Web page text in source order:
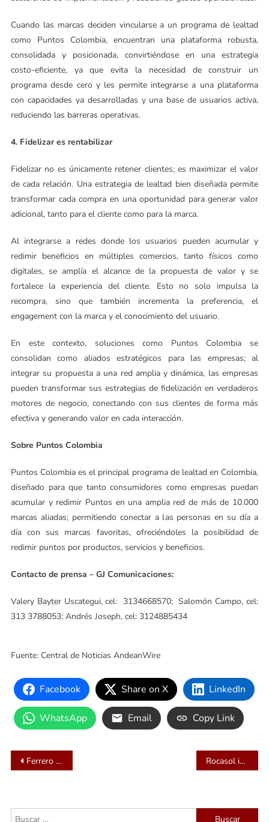
Cuando las marcas deciden vincularse a un programa de lealtad
como Puntos Colombia, encuentran una plataforma robusta,
consolidada y posicionada, convirtiéndose en una estrategia
costo-eficiente, ya que evita la necesidad de construir un
programa desde cero y les permite integrarse a una plataforma
con capacidades ya desarrolladas y una base de usuarios activa,
reduciendo las barreras operativas.
4. Fidelizar es rentabilizar
Fidelizar no es únicamente retener clientes; es maximizar el valor
de cada relación. Una estrategia de lealtad bien diseñada permite
transformar cada compra en una oportunidad para generar valor
adicional, tanto para el cliente como para la marca.
Al integrarse a redes donde los usuarios pueden acumular y
redimir beneficios en múltiples comercios, tanto físicos como
digitales, se amplía el alcance de la propuesta de valor y se
fortalece la experiencia del cliente. Esto no solo impulsa la
recompra, sino que también incrementa la preferencia, el
engagement con la marca y el conocimiento del usuario.
En este contexto, soluciones como Puntos Colombia se
consolidan como aliados estratégicos para las empresas; al
integrar su propuesta a una red amplia y dinámica, las empresas
pueden transformar sus estrategias de fidelización en verdaderos
motores de negocio, conectando con sus clientes de forma más
efectiva y generando valor en cada interacción.
Sobre Puntos Colombia
Puntos Colombia es el principal programa de lealtad en Colombia,
diseñado para que tanto consumidores como empresas puedan
acumular y redimir Puntos en una amplia red de más de 10.000
marcas aliadas; permitiendo conectar a las personas en su día a
día con sus marcas favoritas, ofreciéndoles la posibilidad de
redimir puntos por productos, servicios y beneficios.
Contacto de prensa – GJ Comunicaciones:
Valery Bayter Uscategui, cel: 3134668570; Salomón Campo, cel:
313 3788053; Andrés Joseph, cel: 3124885434
Fuente: Central de Noticias AndeanWire
Facebook Share on X LinkedIn
WhatsApp Email Copy Link
Navegación
entradas
Ferrero anuncia nueva directora de Asuntos Institucionales y Comunicación Corporativa para América del Sur Rocasol impulsa la infraestructura solar mientras Colombia enfrenta una creciente volatilidad climática
Buscar: